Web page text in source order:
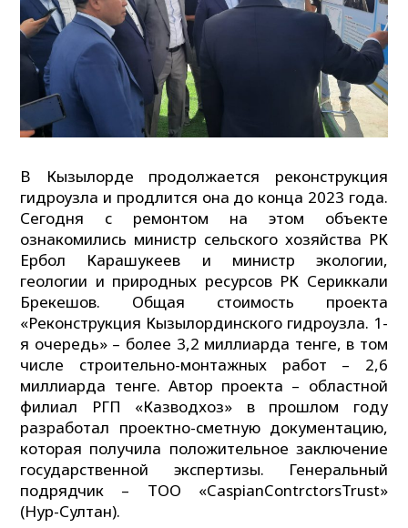
В Кызылорде продолжается реконструкция
гидроузла и продлится она до конца 2023 года.
Сегодня с ремонтом на этом объекте
ознакомились министр сельского хозяйства РК
Ербол Карашукеев и министр экологии,
геологии и природных ресурсов РК Сериккали
Брекешов. Общая стоимость проекта
«Реконструкция Кызылординского гидроузла. 1-
я очередь» – более 3,2 миллиарда тенге, в том
числе строительно-монтажных работ – 2,6
миллиарда тенге. Автор проекта – областной
филиал РГП «Казводхоз» в прошлом году
разработал проектно-сметную документацию,
которая получила положительное заключение
государственной экспертизы. Генеральный
подрядчик – ТОО «CaspianContrctorsTrust»
(Нур-Султан).